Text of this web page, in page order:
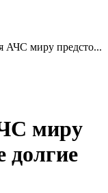
АЧС миру предсто...
миру
долгие